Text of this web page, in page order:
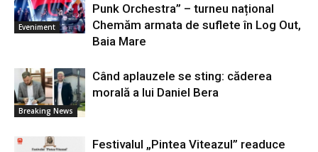
Eveniment
Punk Orchestra” – turneu național
Chemăm armata de suflete în Log Out,
Baia Mare
Breaking News
Când aplauzele se sting: căderea
morală a lui Daniel Bera
Festivalul „Pintea Viteazul” readuce